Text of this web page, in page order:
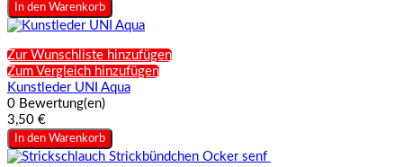
In den Warenkorb
Zur Wunschliste hinzufügen
Zum Vergleich hinzufügen
Kunstleder UNI Aqua
0 Bewertung(en)
3,50 €
In den Warenkorb